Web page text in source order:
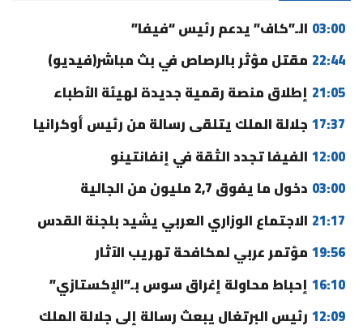
03:00 الـ”كاف” يدعم رئيس “فيفا”
22:44 مقتل مؤثر بالرصاص في بث مباشر(فيديو)
21:05 إطلاق منصة رقمية جديدة لهيئة الأطباء
17:37 جلالة الملك يتلقى رسالة من رئيس أوكرانيا
12:00 الفيفا تجدد الثقة في إنفانتينو
03:00 دخول ما يفوق 2,7 مليون من الجالية
21:17 الاجتماع الوزاري العربي يشيد بلجنة القدس
19:56 مؤتمر عربي لمكافحة تهريب الآثار
16:10 إحباط محاولة إغراق سوس بـ”الإكستازي”
12:09 رئيس البرتغال يبعث رسالة إلى جلالة الملك